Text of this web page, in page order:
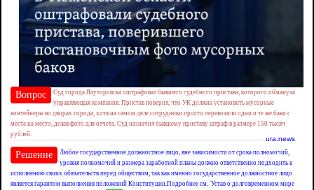
Вопрос
Суд города Ялуторовска оштрафовал бывшего судебного пристава, которого обманула
управляющая компания. Пристав поверил, что УК должна установить мусорные
контейнеры во дворах города, хотя на самом деле сотрудники просто перевозили одни и те же баки с
места на место, делая фото для отчета. Суд назначил бывшему приставу штраф в размере 150 тысяч
рублей.
ura.news
Решение
Любое государственное должностное лицо, вне зависимости от срока полномочий,
уровня полномочий и размера заработной планы должно ответственно подходить к
исполнению своих обязательств перед обществом, так как именно государственное должностное лицо
является гарантом выполнения положений Конституции.Подробнее см. 'Устав о долговременном мире